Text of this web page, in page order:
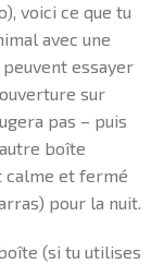
voici ce que tu
avec une
essayer
sur
pas – puis
boîte
calme et fermé
pour la nuit.
(si tu utilises